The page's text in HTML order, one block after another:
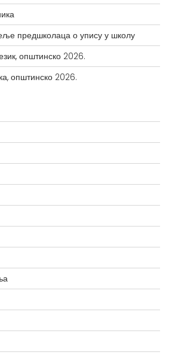
предшколаца о упису у школу
општинско 2026.
општинско 2026.